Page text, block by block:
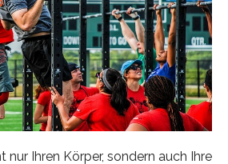
nur Ihren Körper, sondern auch Ihre